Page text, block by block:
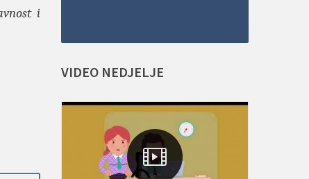
i
VIDEO NEDJELJE